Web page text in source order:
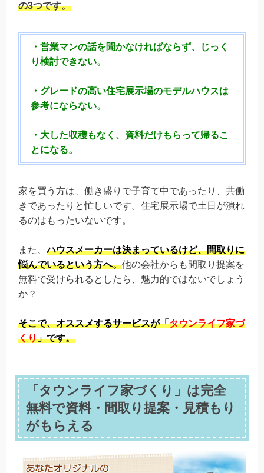
の3つです。
・営業マンの話を聞かなければならず、じっく
り検討できない。
・グレードの高い住宅展示場のモデルハウスは
参考にならない。
・大した収穫もなく、資料だけもらって帰るこ
とになる。
家を買う方は、働き盛りで子育て中であったり、共働
きであったりと忙しいです。住宅展示場で土日が潰れ
るのはもったいないです。
また、ハウスメーカーは決まっているけど、間取りに
悩んでいるという方へ。他の会社からも間取り提案を
無料で受けられるとしたら、魅力的ではないでしょう
か？
そこで、オススメするサービスが「タウンライフ家づ
くり」です。
「タウンライフ家づくり」は完全
無料で資料・間取り提案・見積もり
がもらえる